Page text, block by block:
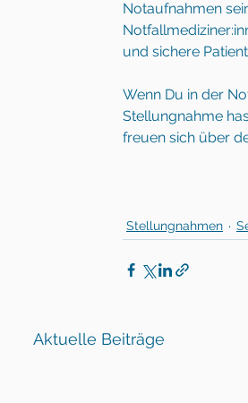
Notaufnahmen
und sichere
Wenn Du in der
Stellungnahme
freuen sich über
Stellungnahmen
Aktuelle Beiträge